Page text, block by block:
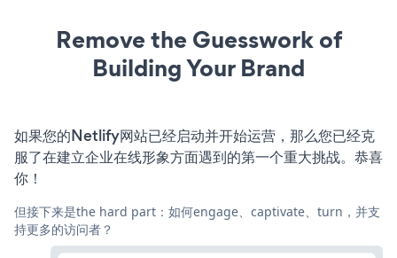
Remove the Guesswork of
Building Your Brand
如果您的Netlify网站已经启动并开始运营，那么您已经克
服了在建立企业在线形象方面遇到的第一个重大挑战。恭喜
你！
但接下来是the hard part：如何engage、captivate、turn，并支
持更多的访问者？